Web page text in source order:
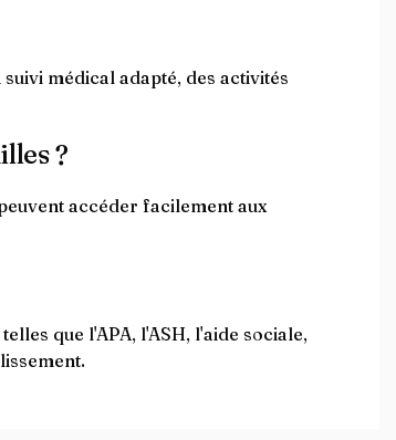
médical adapté, des activités
?
accéder facilement aux
que l'APA, l'ASH, l'aide sociale,